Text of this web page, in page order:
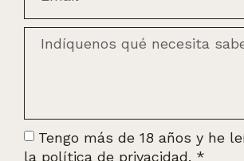
Tengo más de 18 años y he
la política de privacidad. *